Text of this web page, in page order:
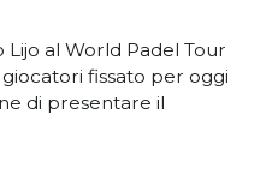
al World Padel Tour
fissato per oggi
di presentare il